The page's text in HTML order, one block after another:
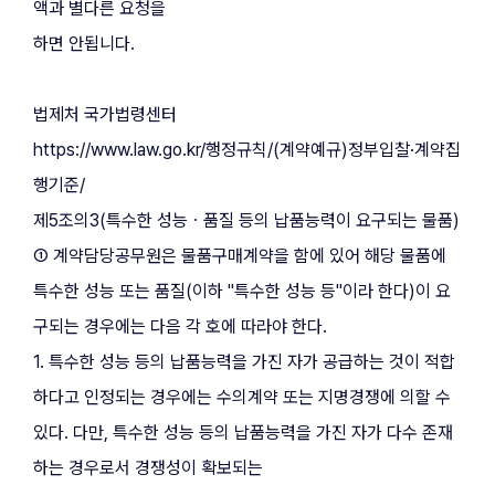
액과 별다른 요청을
하면 안됩니다.
법제처 국가법령센터
https://www.law.go.kr/행정규칙/(계약예규)정부입찰·계약집
행기준/
제5조의3(특수한 성능ㆍ품질 등의 납품능력이 요구되는 물품)
① 계약담당공무원은 물품구매계약을 함에 있어 해당 물품에
특수한 성능 또는 품질(이하 "특수한 성능 등"이라 한다)이 요
구되는 경우에는 다음 각 호에 따라야 한다.
1. 특수한 성능 등의 납품능력을 가진 자가 공급하는 것이 적합
하다고 인정되는 경우에는 수의계약 또는 지명경쟁에 의할 수
있다. 다만, 특수한 성능 등의 납품능력을 가진 자가 다수 존재
하는 경우로서 경쟁성이 확보되는